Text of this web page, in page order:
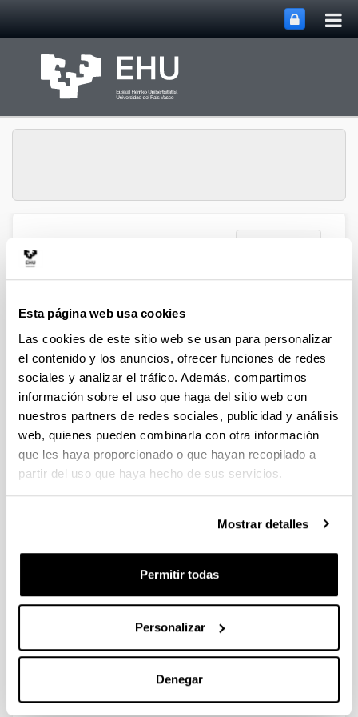
Esta página web usa cookies
Las cookies de este sitio web se usan para personalizar
el contenido y los anuncios, ofrecer funciones de redes
sociales y analizar el tráfico. Además, compartimos
información sobre el uso que haga del sitio web con
nuestros partners de redes sociales, publicidad y análisis
web, quienes pueden combinarla con otra información
que les haya proporcionado o que hayan recopilado a
partir del uso que haya hecho de sus servicios.
Mostrar detalles
Permitir todas
Personalizar
Denegar
Abrir/cerrar
Tesis Doctorales
Desarrollo de nuevos
medicamentos para el tratamiento
de complicaciones asociadas al
síndrome metabólico. Nuevas
aplicaciones terapéuticas de un
flavonoide y un derivado de la
vitamina D.
Universidad:
Personas encargadas de la dirección:
Tesis Industrial